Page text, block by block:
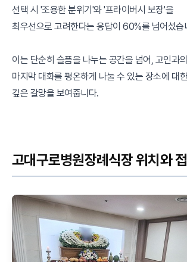
선택 시 '조용한 분위기'와 '프라이버시 보장'을
최우선으로 고려한다는 응답이 60%를 넘어섰습
이는 단순히 슬픔을 나누는 공간을 넘어, 고인과의
마지막 대화를 평온하게 나눌 수 있는 장소에 대
깊은 갈망을 보여줍니다.
고대구로병원장례식장 위치와